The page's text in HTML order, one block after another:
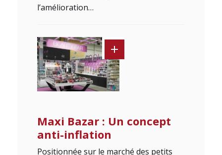
l’amélioration…
Maxi Bazar : Un concept
anti-inflation
Positionnée sur le marché des petits